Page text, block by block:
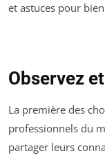
et astuces pour
Observez
La première des
professionnels du
partager leurs